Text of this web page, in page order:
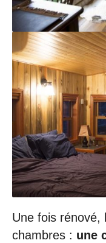
Une fois rénové,
chambres : une